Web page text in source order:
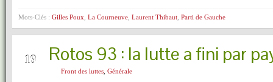
Mots-Clés : Gilles Poux La Courneuve Laurent Thibaut Parti de Gauche
19 Rotos 93 : la lutte a fini par
Front des luttes Générale